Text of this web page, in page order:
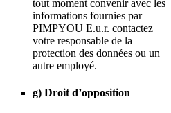
tout moment convenir avec les
informations fournies par
PIMPYOU E.u.r. contactez
votre responsable de la
protection des données ou un
autre employé.
g) Droit d’opposition